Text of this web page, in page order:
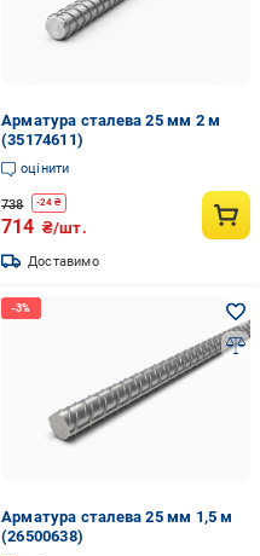
Арматура сталева 25 мм 2 м
(35174611)
оцінити
738 -24 ₴
714 ₴/шт.
Доставимо
Арматура сталева 25 мм 1,5 м
(26500638)